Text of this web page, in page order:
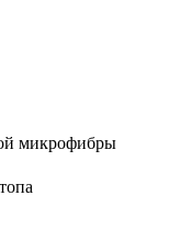
микрофибры